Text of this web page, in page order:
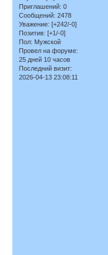
Приглашений: 0
Сообщений: 2478
Уважение: [+242/-0]
Позитив: [+1/-0]
Пол: Мужской
Провел на форуме:
25 дней 10 часов
Последний визит:
2026-04-13 23:08:11